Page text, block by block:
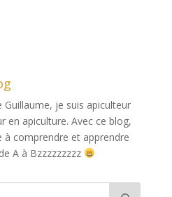
Guillaume, je suis apiculteur
en apiculture. Avec ce blog,
à comprendre et apprendre
A à Bzzzzzzzzz